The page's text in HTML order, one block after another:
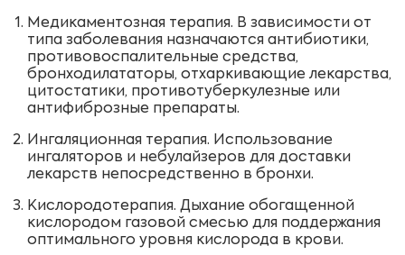
Медикаментозная терапия. В зависимости от
типа заболевания назначаются антибиотики,
противовоспалительные средства,
бронходилататоры, отхаркивающие лекарства,
цитостатики, противотуберкулезные или
антифиброзные препараты.
Ингаляционная терапия. Использование
ингаляторов и небулайзеров для доставки
лекарств непосредственно в бронхи.
Кислородотерапия. Дыхание обогащенной
кислородом газовой смесью для поддержания
оптимального уровня кислорода в крови.